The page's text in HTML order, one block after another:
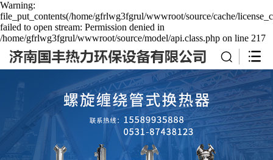
Warning:
file_put_contents(/home/gfrlwg3fgrul/wwwroot/source/cache/
failed to open stream: Permission denied in
/home/gfrlwg3fgrul/wwwroot/source/model/api.class.php on line 217